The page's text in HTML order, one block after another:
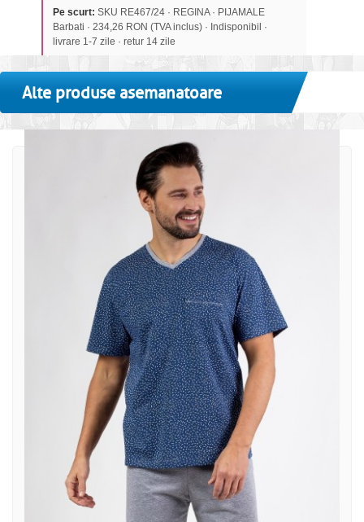
Pe scurt: SKU RE467/24 · REGINA · PIJAMALE
Barbati · 234,26 RON (TVA inclus) · Indisponibil ·
livrare 1-7 zile · retur 14 zile
Alte produse asemanatoare